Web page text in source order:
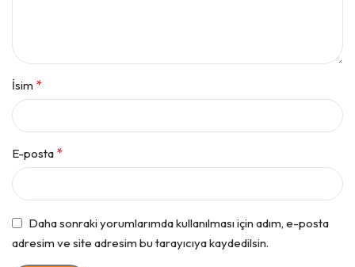
İsim *
E-posta *
Daha sonraki yorumlarımda kullanılması için adım, e-posta
adresim ve site adresim bu tarayıcıya kaydedilsin.